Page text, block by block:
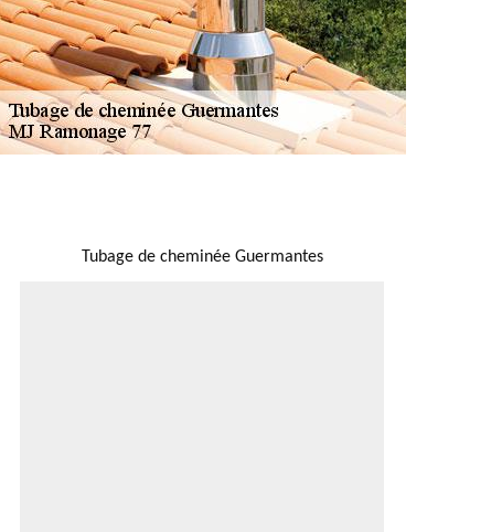
Tubage de cheminée Guermantes